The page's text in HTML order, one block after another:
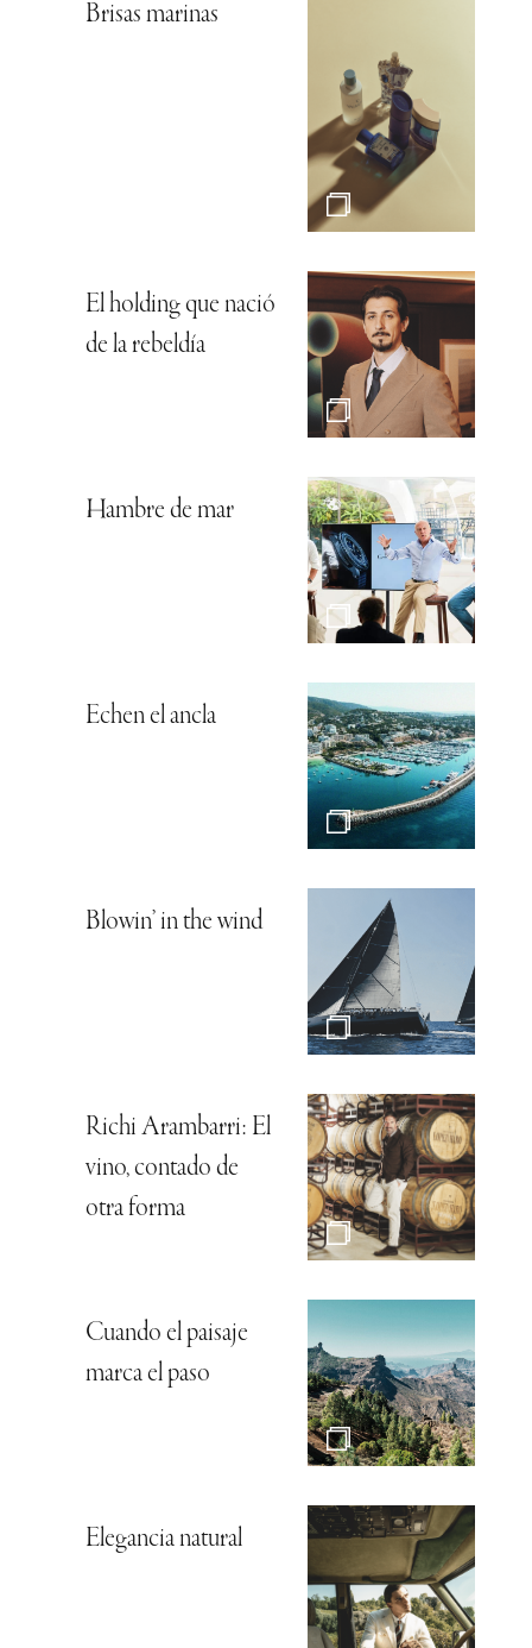
Brisas marinas
El holding que nació
de la rebeldía
Hambre de mar
Echen el ancla
Blowin’ in the wind
Richi Arambarri: El
vino, contado de
otra forma
Cuando el paisaje
marca el paso
Elegancia natural